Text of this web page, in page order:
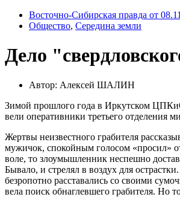
Восточно-Сибирская правда от
Общество, Середина земли
Дело
Автор: Алексей ШАЛИН
Зимой прошлого года в Иркутском
вели оперативники третьего отделения
Жертвы неизвестного грабителя
мужичок, спокойным голосом «просил»
воле, то злоумышленник неспешно
Бывало, и стрелял в воздух для
безропотно расставались со своими
вела поиск обнаглевшего грабителя. Но